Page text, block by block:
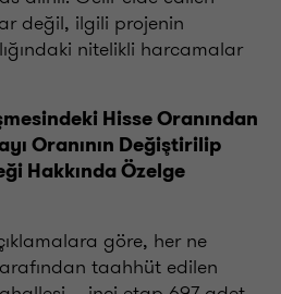
değil, ilgili projenin
nitelikli harcamalar
Hisse Oranından
Oranının Değiştirilip
Hakkında Özelge
göre, her ne
taahhüt edilen